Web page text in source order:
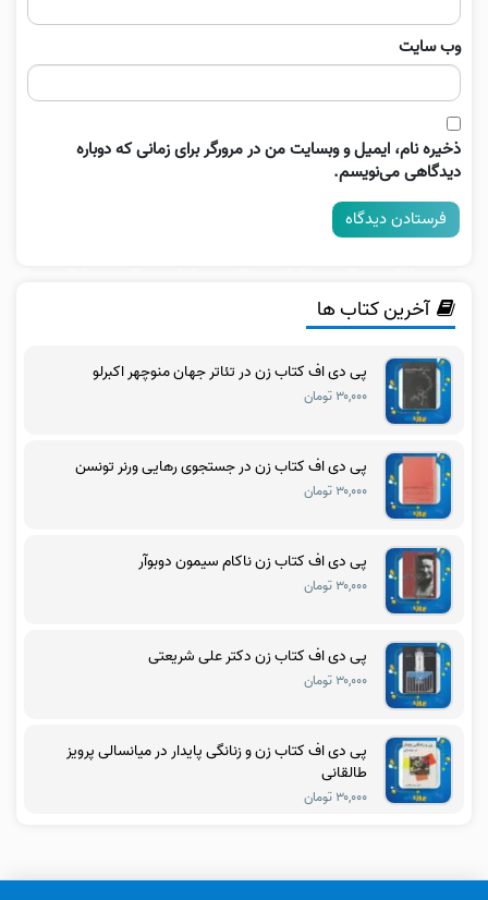
وب‌ سایت
ذخیره نام، ایمیل و وبسایت من در مرورگر برای زمانی که دوباره
دیدگاهی می‌نویسم.
آخرین کتاب ها
پی دی اف کتاب زن در تئاتر جهان منوچهر اکبرلو
۳۰,۰۰۰ تومان
پی دی اف کتاب زن در جستجوی رهایی ورنر تونسن
۳۰,۰۰۰ تومان
پی دی اف کتاب زن ناکام سیمون دوبوآر
۳۰,۰۰۰ تومان
پی دی اف کتاب زن دکتر علی شریعتی
۳۰,۰۰۰ تومان
پی دی اف کتاب زن و زنانگی پایدار در میانسالی پرویز
طالقانی
۳۰,۰۰۰ تومان